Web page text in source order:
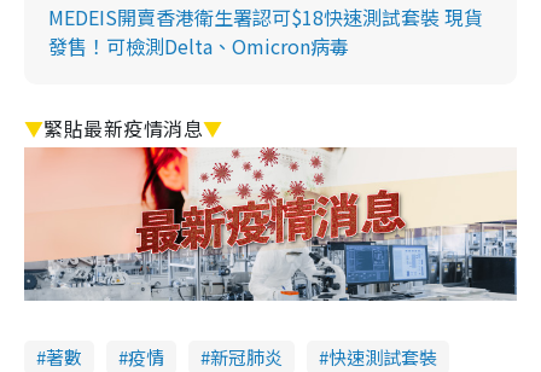
MEDEIS開賣香港衛生署認可$18快速測試套裝 現貨
發售！可檢測Delta、Omicron病毒
▼緊貼最新疫情消息▼
著數 疫情 新冠肺炎
快速測試套裝